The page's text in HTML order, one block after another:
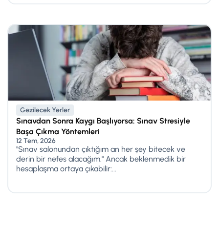
Gezilecek Yerler
Sınavdan Sonra Kaygı Başlıyorsa: Sınav Stresiyle
Başa Çıkma Yöntemleri
12 Tem, 2026
"Sınav salonundan çıktığım an her şey bitecek ve
derin bir nefes alacağım." Ancak beklenmedik bir
hesaplaşma ortaya çıkabilir:...